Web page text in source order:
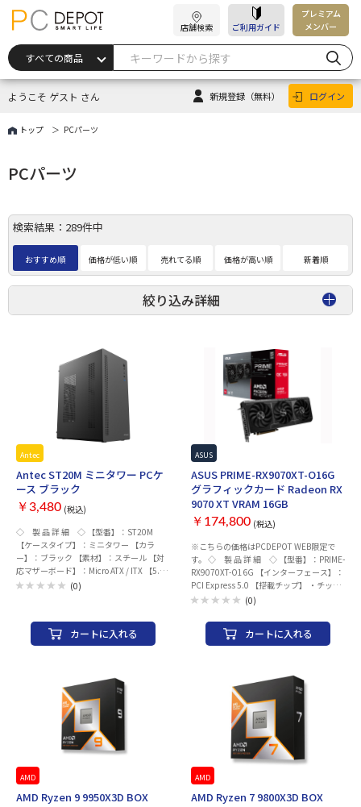
店舗検索 ご利用ガイド
プレミアム
メンバー
ようこそ ゲスト さん 新規登録 （無料） ログイン
トップ PCパーツ
PCパーツ
絞り込み詳細
検索結果：289件中
おすすめ順 価格が低い順 売れてる順 価格が高い順 新着順
Antec
Antec ST20M ミニタワー PCケ
ース ブラック
￥3,480 (税込)
◇ 製 品 詳 細 ◇ 【型番】：ST20M
【ケースタイプ】：ミニタワー 【カラ
ー】：ブラック 【素材】：スチール 【対
応マザーボード】：Micro ATX / ITX 【5.25
インチベイ】：- 【3.5インチシャドウベ
【拡張カードスペース】：最大265 mm
【対応電源】：160 mmまで (ATX規格)
【搭載電源容量】：非搭載 【対応CPUク
プ：- サイド：- リア：- ボト
ム：- 【標準搭載ファン】 フロント：-
トップ：- サイド：- リア：
1×120 mm ボトム：- 【搭載可能ファ
ン】 フロント：- トップ：-
サイド：- リア：1×120 mm ボト
1×USB 3.0/1×USB 2.0 オーディオ：
275 x 180 x 352 mm (DxWxH) 【重量】：
(0)
カートに入れる
ASUS
ASUS PRIME-RX9070XT-O16G
グラフィックカード Radeon RX
9070 XT VRAM 16GB
￥174,800 (税込)
※こちらの価格はPCDEPOT WEB限定で
す。 ◇ 製 品 詳 細 ◇ 【型番】：PRIME-
RX9070XT-O16G 【インターフェース】：
PCI Express 5.0 【搭載チップ】 ・チップ
メーカー：AMD ・グラフィックチップ：
3010 MHz (Boost Clock) 【VRAM】 ・メモ
リ規格：GDDR6 ・メモリ容量：16GB ・
メモリ速度：20 Gbps ・メモリバス幅：
・補助電源：8pin x3 【インターフェー
ス】 ・HDMI：2.1b x 1 ・DisplayPort：
2.1a x3 ・Type-C：- ・最大解像度：7680
x 4320 ・画面出力数：4 【冷却】：空冷フ
ァン 【本体サイズ】：312 x 130 x 50 mm
【JAN】：197105829589 【メーカ
ー】：ASUS ※ご購入商品に初期不良含め
不具合が発生した場合、修理対応となりま
す。 又、開封・未開封にかかわらず、お客
す、ご了承ください。
(0)
カートに入れる
AMD
AMD Ryzen 9 9950X3D BOX
AMD
AMD Ryzen 7 9800X3D BOX